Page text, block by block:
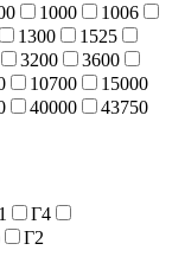
1000
1006
1300
1525
3200
3600
10700
15000
40000
43750
Г4
Г2